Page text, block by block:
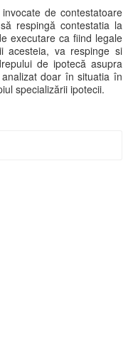
de contestatoare
respingă contestatia la
executare ca fiind legale
acesteia, va respinge si
de ipotecă asupra
doar în situatia în
specializării ipotecii.